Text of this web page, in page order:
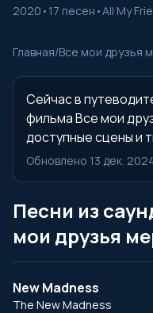
2020 • 17 песен •All My
Главная/Все мои друзья
Сейчас в
фильма Все мои
доступные сцены и
Обновлено 13 дек.
Песни из
мои друзья
New Madness
The New Madness